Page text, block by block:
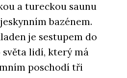
a tureckou saunu
bazénem.
je sestupem do
lidí, který má
poschodí tři